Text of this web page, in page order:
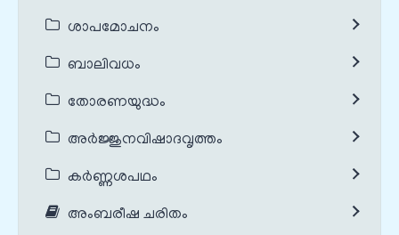
ശാപമോചനം
ബാലിവധം
തോരണയുദ്ധം
അർജ്ജുനവിഷാദവൃത്തം
കർണ്ണശപഥം
അംബരീഷ ചരിതം